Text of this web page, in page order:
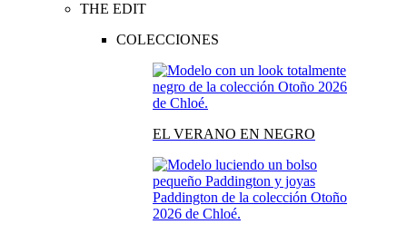
THE EDIT
COLECCIONES
EL VERANO EN NEGRO